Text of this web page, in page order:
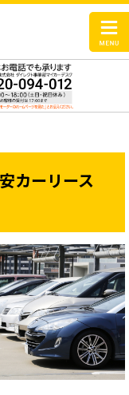
カーリース